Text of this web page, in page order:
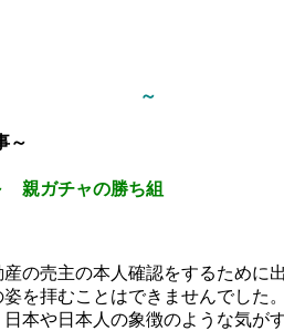
～
～
親ガチャの勝ち組
の売主の本人確認をするために
を拝むことはできませんでし
本や日本人の象徴のような気が